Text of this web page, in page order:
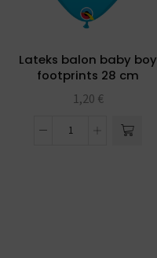
Lateks balon baby boy
footprints 28 cm
1,20 €